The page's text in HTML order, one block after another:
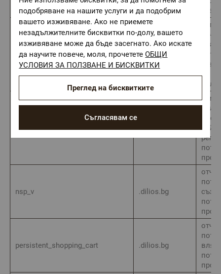
_gat_UA-23453620-1 .dilios.bg
на
mailchimp_landing_page .dilios.bg
nsp_v .dilios.bg
persistent_shopping_cart .dilios.bg
подобряване на нашите услуги и да подобрим
вашето изживяване. Ако не приемете
незадължителните бисквитки по-долу, вашето
изживяване може да бъде засегнато. Ако искате
да научите повече, моля, прочететеОБЩИ
УСЛОВИЯ ЗА ПОЛЗВАНЕ И БИСКВИТКИ
Съгласявам се
Преглед на бисквитките